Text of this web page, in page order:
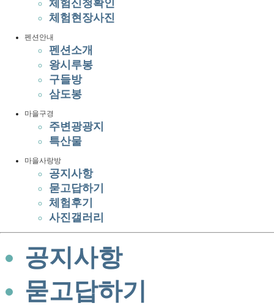
체험신청확인
체험현장사진
펜션안내
펜션소개
왕시루봉
구들방
삼도봉
마을구경
주변광광지
특산물
마을사랑방
공지사항
묻고답하기
체험후기
사진갤러리
공지사항
묻고답하기